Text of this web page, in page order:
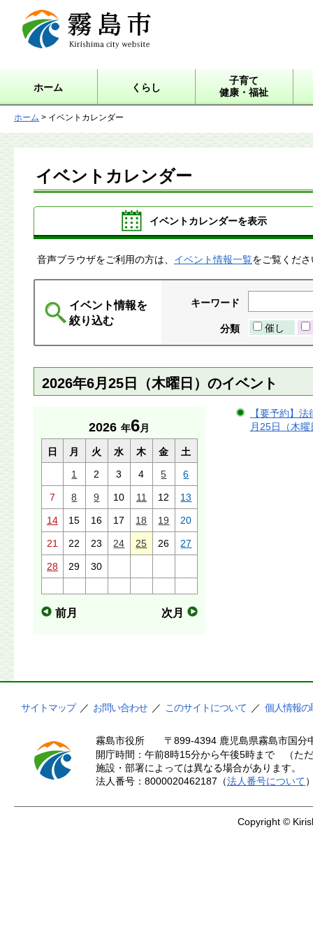
霧島市 Kirishima city
website
ホーム くらし
子育て
健康・福祉
ホーム > イベントカレンダー
イベントカレンダー
イベントカレンダーを表示
音声ブラウザをご利用の方は、 イベント情報一覧をご覧くだ
イベント情報を
絞り込む
キーワード
分類 催し
2026年6月25日（木曜日）のイベント
2026 年6月
日 月 火 水 木 金
土
1
2 3 4 5 6
7 8 9 10 11 12 13
14 15 16 17 18 19 20
21 22 23 24 25 26 27
28 29 30
前月 次月
【要予約】
月25日（木
サイトマップ ／ お問い合わせ ／ このサイトについて ／ 個人情報の
霧島市役所
〒899-4394 鹿児島県霧島市国
開庁時間：午前8時15分から午後5時まで （た
施設・部署によっては異なる場合があります。
法人番号：8000020462187（法人番号について
Copyright ©